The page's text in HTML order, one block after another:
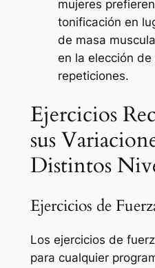
mujeres
tonificación en
de masa
en la elección de
repeticiones.
Ejercicios
sus
Distintos
Ejercicios de
Los ejercicios de
para cualquier